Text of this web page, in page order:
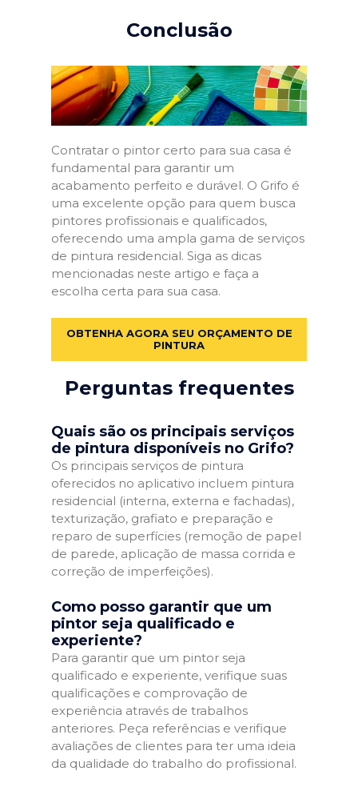
Conclusão
Contratar o pintor certo para sua casa é
fundamental para garantir um
acabamento perfeito e durável. O Grifo é
uma excelente opção para quem busca
pintores profissionais e qualificados,
oferecendo uma ampla gama de serviços
de pintura residencial. Siga as dicas
mencionadas neste artigo e faça a
escolha certa para sua casa.
OBTENHA AGORA SEU ORÇAMENTO DE
PINTURA
Perguntas frequentes
Quais são os principais serviços
de pintura disponíveis no Grifo?
Os principais serviços de pintura
oferecidos no aplicativo incluem pintura
residencial (interna, externa e fachadas),
texturização, grafiato e preparação e
reparo de superfícies (remoção de papel
de parede, aplicação de massa corrida e
correção de imperfeições).
Como posso garantir que um
pintor seja qualificado e
experiente?
Para garantir que um pintor seja
qualificado e experiente, verifique suas
qualificações e comprovação de
experiência através de trabalhos
anteriores. Peça referências e verifique
avaliações de clientes para ter uma ideia
da qualidade do trabalho do profissional.